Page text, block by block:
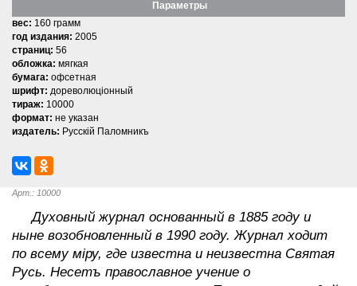
Параметры
вес: 160 грамм
год издания: 2005
страниц: 56
обложка: мягкая
бумага: офсетная
шрифт: дореволюцiонный
тираж: 10000
формат: не указан
издатель: Русскiй Паломникъ
Арт.: 10000
Духовный журнал основанный в 1885 году и
ныне возобновленный в 1990 году. Журнал ходит
по всему мiру, где известна и неизвестна Святая
Русь. Несетъ православное учение о